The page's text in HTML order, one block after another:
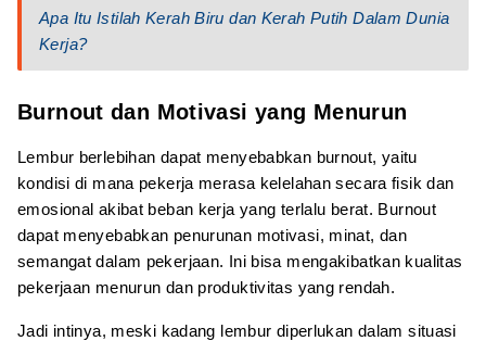
Apa Itu Istilah Kerah Biru dan Kerah Putih Dalam Dunia
Kerja?
Burnout dan Motivasi yang Menurun
Lembur berlebihan dapat menyebabkan burnout, yaitu
kondisi di mana pekerja merasa kelelahan secara fisik dan
emosional akibat beban kerja yang terlalu berat. Burnout
dapat menyebabkan penurunan motivasi, minat, dan
semangat dalam pekerjaan. Ini bisa mengakibatkan kualitas
pekerjaan menurun dan produktivitas yang rendah.
Jadi intinya, meski kadang lembur diperlukan dalam situasi